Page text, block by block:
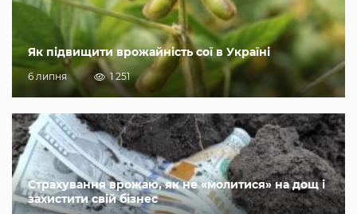
Як підвищити врожайність сої в Україні
6 липня 1 251
Страхування врожаю, як не «молитися» на дощ і
захистити свій бізнес